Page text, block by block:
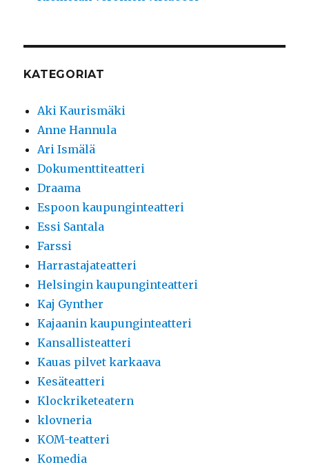
KATEGORIAT
Aki Kaurismäki
Anne Hannula
Ari Ismälä
Dokumenttiteatteri
Draama
Espoon kaupunginteatteri
Essi Santala
Farssi
Harrastajateatteri
Helsingin kaupunginteatteri
Kaj Gynther
Kajaanin kaupunginteatteri
Kansallisteatteri
Kauas pilvet karkaava
Kesäteatteri
Klockriketeatern
klovneria
KOM-teatteri
Komedia